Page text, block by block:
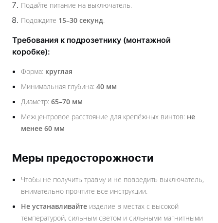
Подайте питание на выключатель.
Подождите 15–30 секунд.
Требования к подрозетнику (монтажной
коробке):
Форма: круглая
Минимальная глубина: 40 мм
Диаметр: 65–70 мм
Межцентровое расстояние для крепёжных винтов: не
менее 60 мм
Меры предосторожности
Чтобы не получить травму и не повредить выключатель,
внимательно прочтите все инструкции.
Не устанавливайте изделие в местах с высокой
температурой, сильным светом и сильными магнитными